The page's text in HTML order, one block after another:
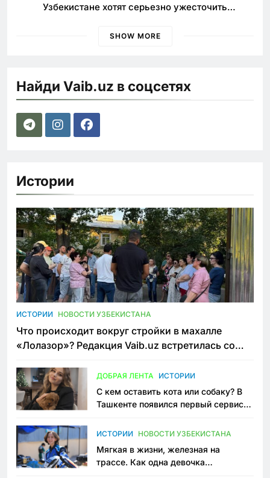
Узбекистане хотят серьезно ужесточить
SHOW MORE
Найди Vaib.uz в соцсетях
Истории
ИСТОРИИ НОВОСТИ УЗБЕКИСТАНА
Что происходит вокруг стройки в махалле
«Лолазор»? Редакция Vaib.uz встретилась со
ДОБРАЯ ЛЕНТА ИСТОРИИ
С кем оставить кота или собаку? В
Ташкенте появился первый сервис
ИСТОРИИ НОВОСТИ УЗБЕКИСТАНА
Мягкая в жизни, железная на
трассе. Как одна девочка